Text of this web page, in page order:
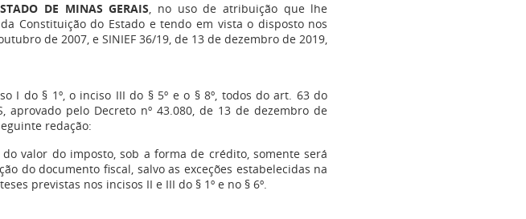
DE MINAS GERAIS, no uso de atribuição que lhe
Constituição do Estado e tendo em vista o disposto nos
de 2007, e SINIEF 36/19, de 13 de dezembro de 2019,
I do § 1º, o inciso III do § 5º e o § 8º, todos do art. 63 do
aprovado pelo Decreto nº 43.080, de 13 de dezembro de
redação:
valor do imposto, sob a forma de crédito, somente será
do documento fiscal, salvo as exceções estabelecidas na
previstas nos incisos II e III do § 1º e no § 6º.